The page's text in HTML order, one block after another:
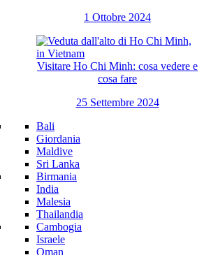
1 Ottobre 2024
Visitare Ho Chi Minh: cosa vedere e
cosa fare
25 Settembre 2024
Bali
Giordania
Maldive
Sri Lanka
Birmania
India
Malesia
Thailandia
Cambogia
Israele
Oman